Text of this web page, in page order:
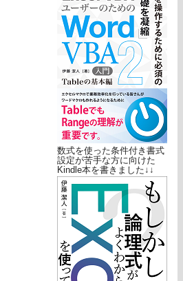
数式を使った条件付き書式
設定が苦手な方に向けた
Kindle本を書きました↓↓